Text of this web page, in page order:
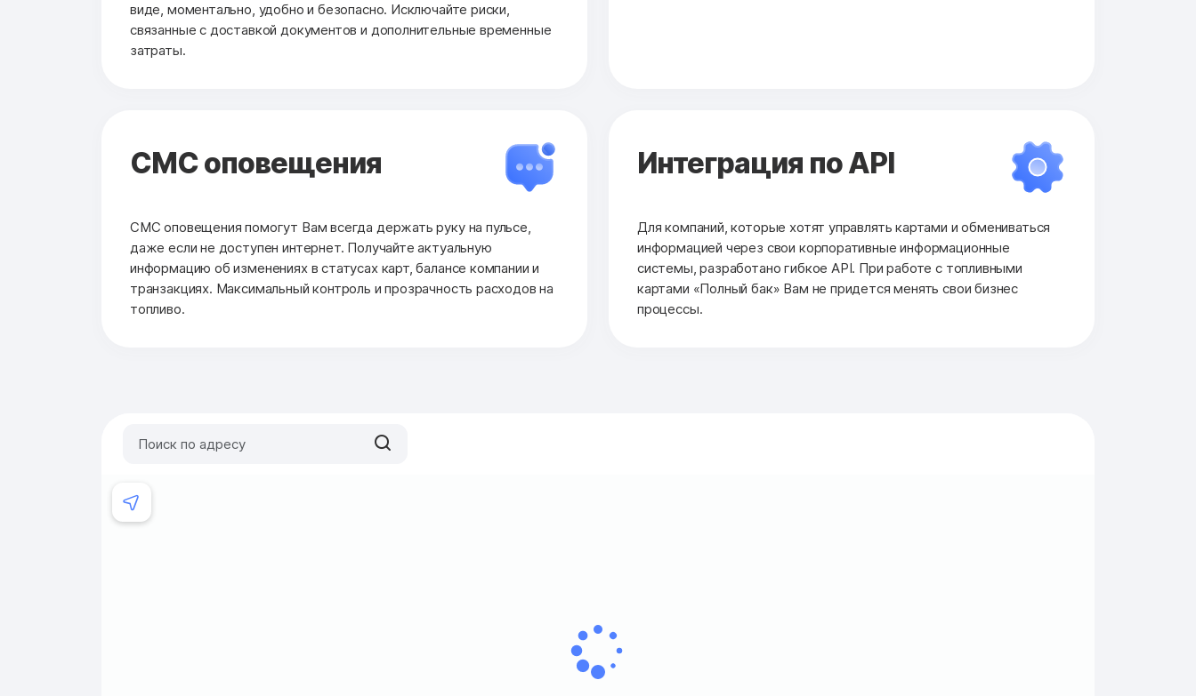
виде, моментально, удобно и безопасно. Исключайте риски,
связанные с доставкой документов и дополнительные временные
затраты.
СМС оповещения
СМС оповещения помогут Вам всегда держать руку на пульсе,
даже если не доступен интернет. Получайте актуальную
информацию об изменениях в статусах карт, балансе компании и
транзакциях. Максимальный контроль и прозрачность расходов на
топливо.
Интеграция по API
Для компаний, которые хотят управлять картами и обмениваться
информацией через свои корпоративные информационные
системы, разработано гибкое API. При работе с топливными
картами «Полный бак» Вам не придется менять свои бизнес
процессы.